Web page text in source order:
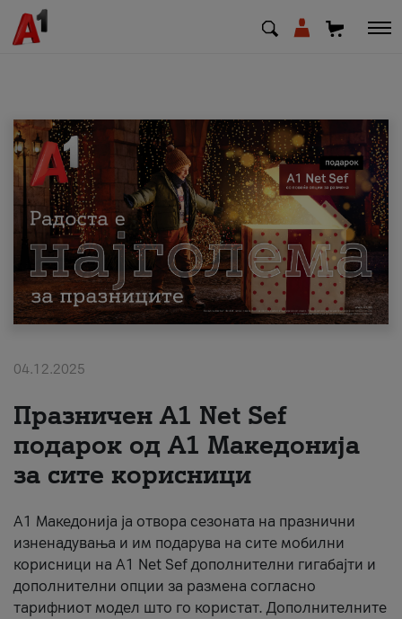
МК EN SQ
Приватни Деловни
Поддршка
Надополни кредит
За нас
#ПодобарОнлајн
04.12.2025
Празничен A1 Net Sеf
подарок од А1 Македонија
за сите корисници
А1 Македонија ја отвора сезоната на празнични
изненадувања и им подарува на сите мобилни
корисници на A1 Net Sef дополнителни гигабајти и
дополнителни опции за размена согласно
тарифниот модел што го користат. Дополнителните